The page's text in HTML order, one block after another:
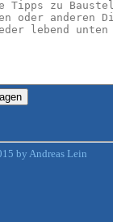
by Andreas Lein